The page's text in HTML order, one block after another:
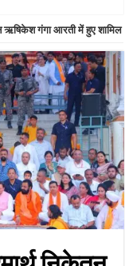
ऋषिकेश गंगा आरती में हुए शामिल